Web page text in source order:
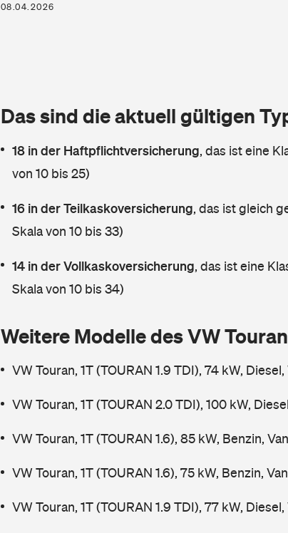
08.04.2026
Das sind die aktuell gültigen
18 in der Haftpflichtversicherung, das ist eine
von 10 bis 25)
16 in der Teilkaskoversicherung, das ist gleich
Skala von 10 bis 33)
14 in der Vollkaskoversicherung, das ist eine
Skala von 10 bis 34)
Weitere Modelle des VW
VW Touran, 1T (TOURAN 1.9 TDI), 74 kW,
VW Touran, 1T (TOURAN 2.0 TDI), 100 kW,
VW Touran, 1T (TOURAN 1.6), 85 kW, Benzin,
VW Touran, 1T (TOURAN 1.6), 75 kW, Benzin,
VW Touran, 1T (TOURAN 1.9 TDI), 77 kW,